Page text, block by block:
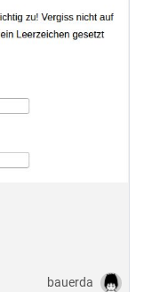
bauerda